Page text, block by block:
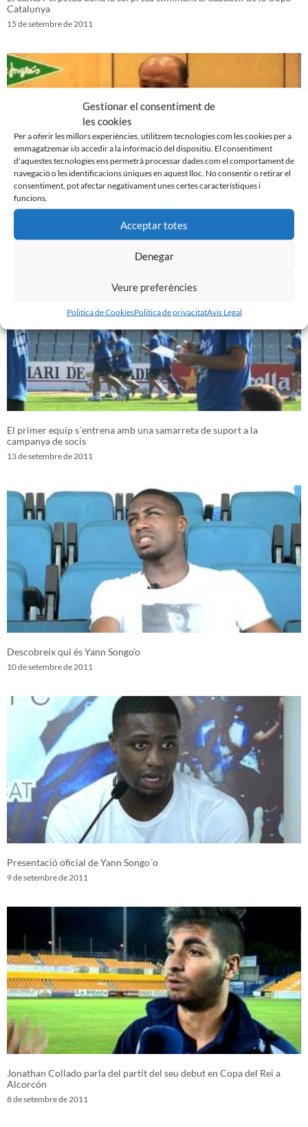
Gestionar el consentiment de
les cookies
Per a oferir les millors experiències, utilitzem tecnologies com les cookies per a
emmagatzemar i/o accedir a la informació del dispositiu. El consentiment
d'aquestes tecnologies ens permetrà processar dades com el comportament de
navegació o les identificacions úniques en aquest lloc. No consentir o retirar el
consentiment, pot afectar negativament unes certes característiques i
funcions.
Acceptar totes
Denegar
Veure preferències
Politica de CookiesPolitica de privacitatAvis Legal
Catalunya
15 de setembre de 2011
Presentació ‘El club de mi vida’ de Joaquim Fité
14 de setembre de 2011
El primer equip s´entrena amb una samarreta de suport a la
campanya de socis
13 de setembre de 2011
Descobreix qui és Yann Songo’o
10 de setembre de 2011
Presentació oficial de Yann Songo´o
9 de setembre de 2011
Jonathan Collado parla del partit del seu debut en Copa del Rei a
Alcorcón
8 de setembre de 2011